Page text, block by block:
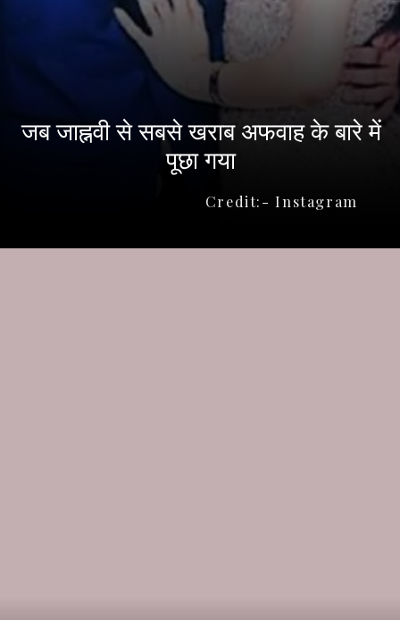
Credit:- Instagram
जब जाह्नवी से सबसे खराब अफवाह के बारे में
पूछा गया